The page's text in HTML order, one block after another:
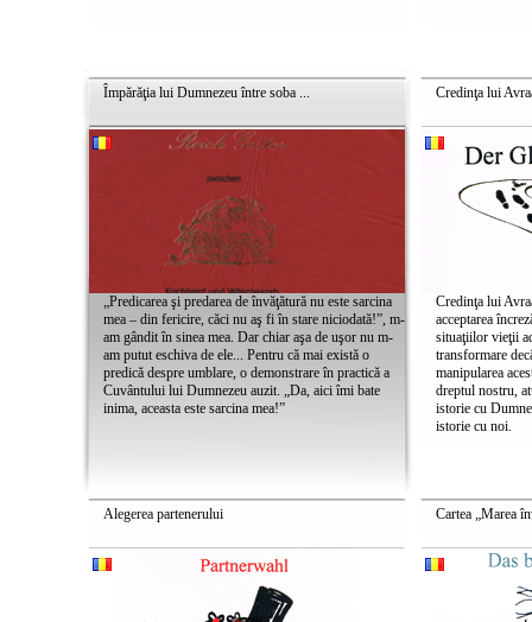
Împărăţia lui Dumnezeu între soba ...
„Predicarea şi predarea de învăţătură nu este sarcina
mea – din fericire, căci nu aş fi în stare niciodată!”, m-
am gândit în sinea mea. Dar chiar aşa de uşor nu m-
am putut eschiva de ele... Pentru că mai există o
predică despre umblare, o demonstrare în practică a
Cuvântului lui Dumnezeu auzit. „Da, aici îmi bate
inima, aceasta este sarcina mea!”
Credinţa lui
Credinţa lui
acceptarea
situaţiilor vieţii
transformare
manipularea
dreptul nostru,
istorie cu
istorie cu noi.
Alegerea partenerului Cartea „Marea